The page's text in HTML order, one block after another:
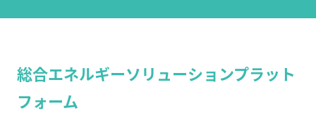
総合エネルギーソリューションプラット
フォーム